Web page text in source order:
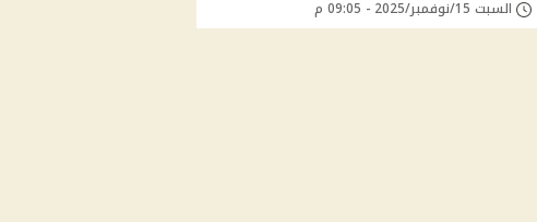
السبت 15/نوفمبر/2025 - 09:05 م